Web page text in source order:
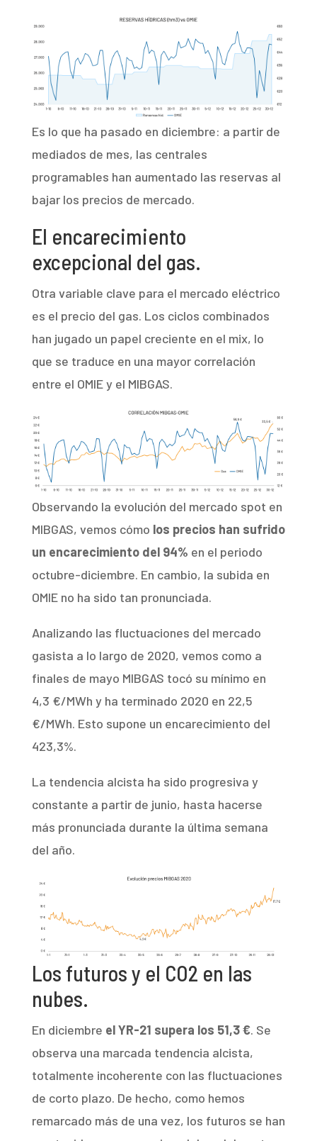
Es lo que ha pasado en diciembre: a partir de
mediados de mes, las centrales
programables han aumentado las reservas al
bajar los precios de mercado.
El encarecimiento
excepcional del gas.
Otra variable clave para el mercado eléctrico
es el precio del gas. Los ciclos combinados
han jugado un papel creciente en el mix, lo
que se traduce en una mayor correlación
entre el OMIE y el MIBGAS.
Observando la evolución del mercado spot en
MIBGAS, vemos cómo los precios han sufrido
un encarecimiento del 94% en el periodo
octubre-diciembre. En cambio, la subida en
OMIE no ha sido tan pronunciada.
Analizando las fluctuaciones del mercado
gasista a lo largo de 2020, vemos como a
finales de mayo MIBGAS tocó su mínimo en
4,3 €/MWh y ha terminado 2020 en 22,5
€/MWh. Esto supone un encarecimiento del
423,3%.
La tendencia alcista ha sido progresiva y
constante a partir de junio, hasta hacerse
más pronunciada durante la última semana
del año.
Los futuros y el CO2 en las
nubes.
En diciembre el YR-21 supera los 51,3 €. Se
observa una marcada tendencia alcista,
totalmente incoherente con las fluctuaciones
de corto plazo. De hecho, como hemos
remarcado más de una vez, los futuros se han